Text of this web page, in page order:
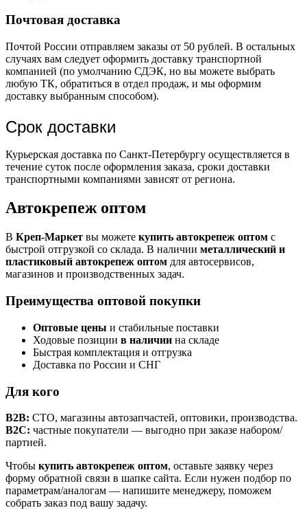
Почтовая доставка
Почтой России отправляем заказы от 50 рублей. В остальных
случаях вам следует оформить доставку транспортной
компанией (по умолчанию СДЭК, но вы можете выбрать
любую ТК, обратиться в отдел продаж, и мы оформим
доставку выбранным способом).
Срок доставки
Курьерская доставка по Санкт-Петербургу осуществляется в
течение суток после оформления заказа, сроки доставки
транспортными компаниями зависят от региона.
Автокрепеж оптом
В Креп-Маркет вы можете купить автокрепеж оптом с
быстрой отгрузкой со склада. В наличии металлический и
пластиковый автокрепеж оптом для автосервисов,
магазинов и производственных задач.
Преимущества оптовой покупки
Оптовые цены и стабильные поставки
Ходовые позиции в наличии на складе
Быстрая комплектация и отгрузка
Доставка по России и СНГ
Для кого
B2B: СТО, магазины автозапчастей, оптовики, производства.
B2C: частные покупатели — выгодно при заказе набором/
партией.
Чтобы купить автокрепеж оптом, оставьте заявку через
форму обратной связи в шапке сайта. Если нужен подбор по
параметрам/аналогам — напишите менеджеру, поможем
собрать заказ под вашу задачу.